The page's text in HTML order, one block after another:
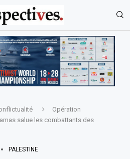
Opération
salue les combattants des
PALESTINE